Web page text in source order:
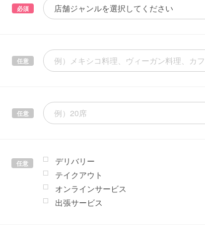
必須
任意
任意
任意
デリバリー
テイクアウト
オンラインサービス
出張サービス